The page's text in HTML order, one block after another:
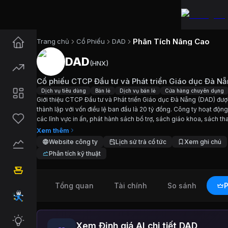
Trang chủ Cổ Phiếu DAD Phân Tích Nâng Cao
Cổ phiếuDAD Cổ phiếu
Cập nhật: 7/8/2026
Ngành:Dịch vụ tiêu dùng, Bán lẻ, Dịch vụ bán lẻ,
Giới thiệuCổ phiếu CTCP Đầu
Giới thiệu CTCP Đầu tư và Phát triển Giáo dục
Chỉ số tài chínhDAD
DAD(HNX)
Cổ phiếu CTCP Đầu tư và Phát triển Giáo dục Đà
Dịch vụ tiêu dùng Bán lẻ Dịch vụ bán lẻ Cửa hàng chuyên dụng
Giới thiệu CTCP Đầu tư và Phát triển Giáo dục Đà Nẵng (DAD)
thành lập với vốn điều lệ ban đầu là 20 tỷ đồng. Công ty hoạt
các lĩnh vực in ấn, phát hành sách bổ trợ, sách giáo khoa, sách
khảo và các ấn phẩm khác. DAD là một trong ba đơn vị...
Xem thêm
Website công ty Lịch sử trả cổ tức
Xem ghi chú
Phân tích kỹ thuật
Tổng quan Tài chính So sánh
Xem Định giá AI chi tiết DAD